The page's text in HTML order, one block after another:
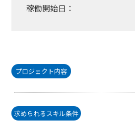
稼働開始日：
プロジェクト内容
求められるスキル条件